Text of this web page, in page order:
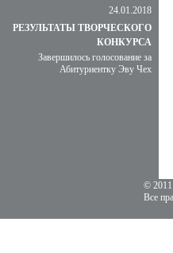
24.01.2018
РЕЗУЛЬТАТЫ ТВОРЧЕСКОГО
КОНКУРСА
Завершилось голосование за
Абитуриентку Эву Чех
©
Все